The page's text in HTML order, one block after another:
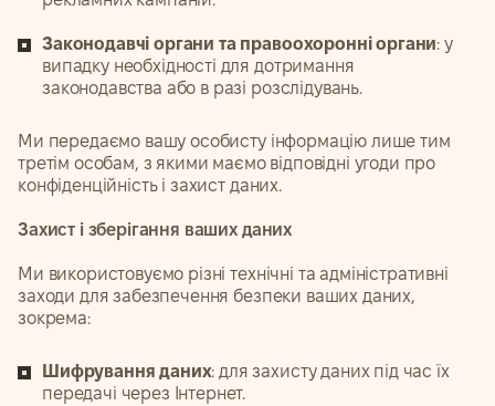
Законодавчі органи та правоохоронні органи: у
випадку необхідності для дотримання
законодавства або в разі розслідувань.
Ми передаємо вашу особисту інформацію лише тим
третім особам, з якими маємо відповідні угоди про
конфіденційність і захист даних.
Захист і зберігання ваших даних
Ми використовуємо різні технічні та адміністративні
заходи для забезпечення безпеки ваших даних,
зокрема:
Шифрування даних: для захисту даних під час їх
передачі через Інтернет.